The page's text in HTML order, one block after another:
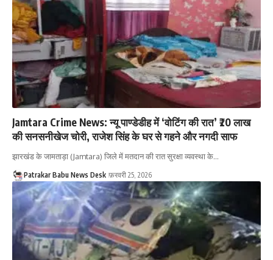
Jamtara Crime News: न्यू पाण्डेडीह में ‘वोटिंग की रात’ ₹20 लाख
की सनसनीखेज चोरी, राजेश सिंह के घर से गहने और नगदी साफ
झारखंड के जामताड़ा (Jamtara) जिले में मतदान की रात सुरक्षा व्यवस्था के…
Patrakar Babu News Desk फ़रवरी 25, 2026